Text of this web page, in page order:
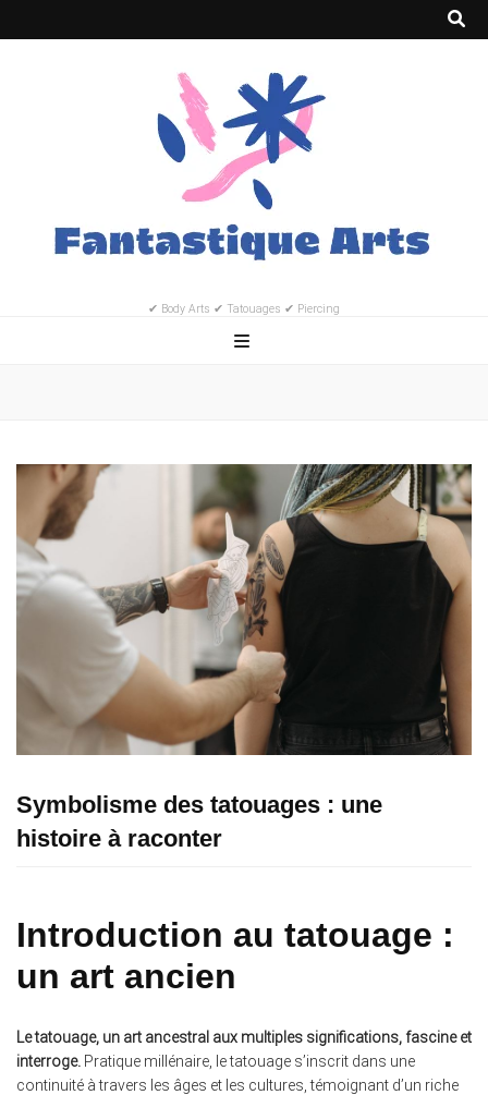
✔ Body Arts ✔ Tatouages ✔ Piercing
Symbolisme des tatouages : une
histoire à raconter
Introduction au tatouage :
un art ancien
Le tatouage, un art ancestral aux multiples significations, fascine et
interroge. Pratique millénaire, le tatouage s’inscrit dans une
continuité à travers les âges et les cultures, témoignant d’un riche